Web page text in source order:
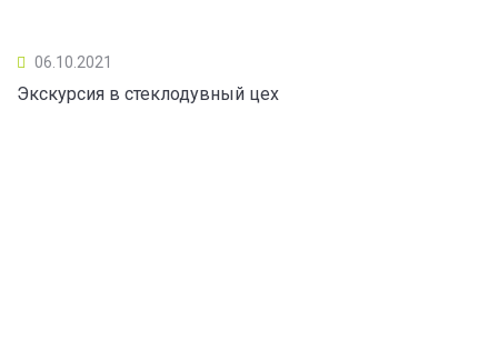
06.10.2021
Экскурсия в стеклодувный цех